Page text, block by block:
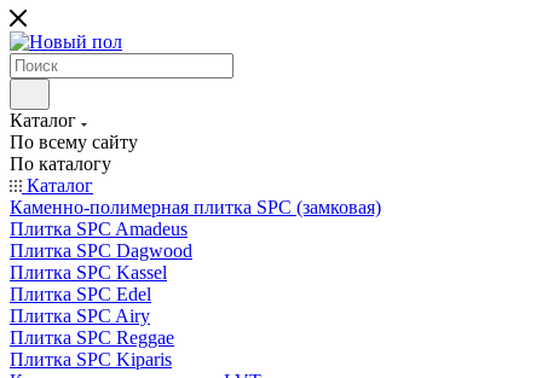
Каталог
По всему сайту
По каталогу
Каталог
Каменно-полимерная плитка SPC (замковая)
Плитка SPC Amadeus
Плитка SPC Dagwood
Плитка SPC Kassel
Плитка SPC Edel
Плитка SPC Airy
Плитка SPC Reggae
Плитка SPC Kiparis